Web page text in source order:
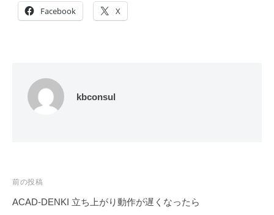
Facebook X
kbconsul
投
稿
前の投稿
ACAD-DENKI 立ち上がり動作が遅くなったら